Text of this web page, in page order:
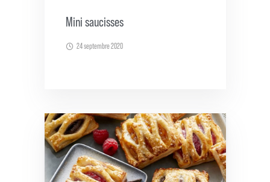
Mini saucisses
24 septembre 2020